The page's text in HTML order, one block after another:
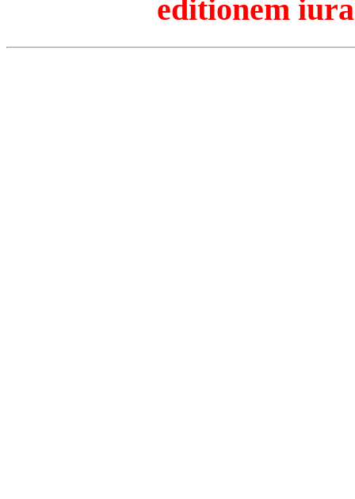
editionem